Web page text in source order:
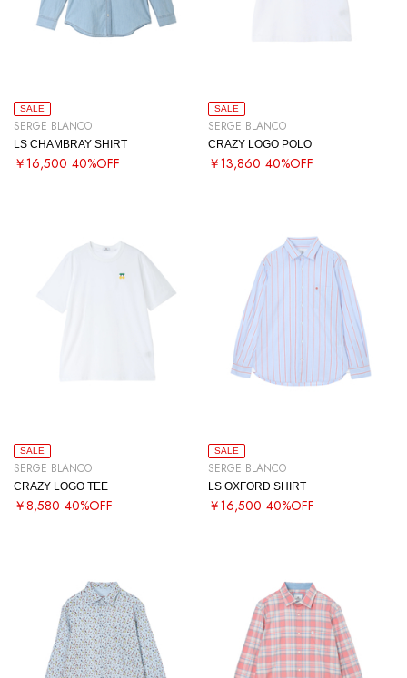
SALE
SERGE BLANCO
LS CHAMBRAY SHIRT
￥16,500 40%OFF
SALE
SERGE BLANCO
CRAZY LOGO POLO
￥13,860 40%OFF
SALE
SERGE BLANCO
CRAZY LOGO TEE
￥8,580 40%OFF
SALE
SERGE BLANCO
LS OXFORD SHIRT
￥16,500 40%OFF